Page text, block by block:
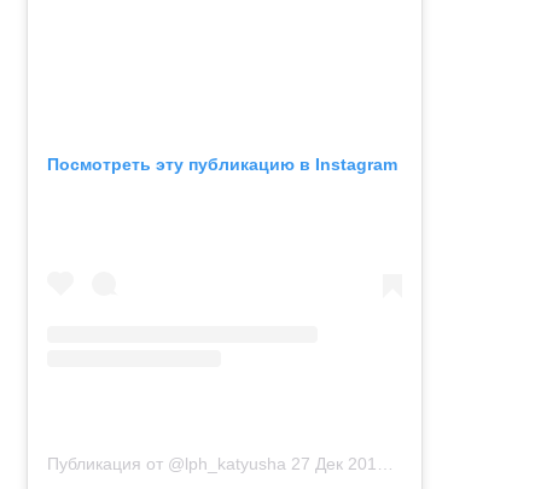
Посмотреть эту публикацию в Instagram
Публикация от @lph_katyusha 27 Дек 2018 в 4:22 PST